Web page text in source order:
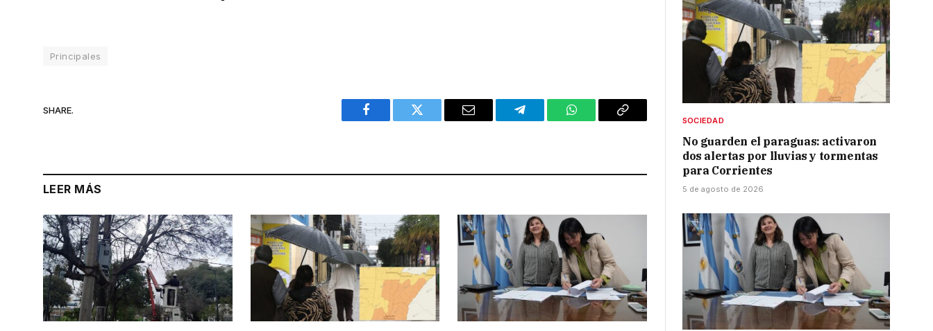
Principales
SHARE.
Facebook Twitter Email Telegram WhatsAppCopy
LEER MÁS
SOCIEDAD
No guarden el paraguas: activaron
dos alertas por lluvias y tormentas
para Corrientes
5 de agosto de 2026